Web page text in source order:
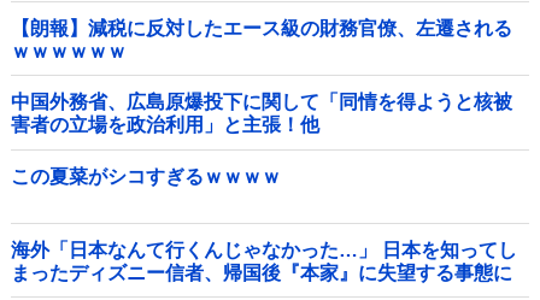
【朗報】減税に反対したエース級の財務官僚、左遷される
ｗｗｗｗｗｗ
中国外務省、広島原爆投下に関して「同情を得ようと核被
害者の立場を政治利用」と主張！他
この夏菜がシコすぎるｗｗｗｗ
海外「日本なんて行くんじゃなかった…」 日本を知ってし
まったディズニー信者、帰国後『本家』に失望する事態に